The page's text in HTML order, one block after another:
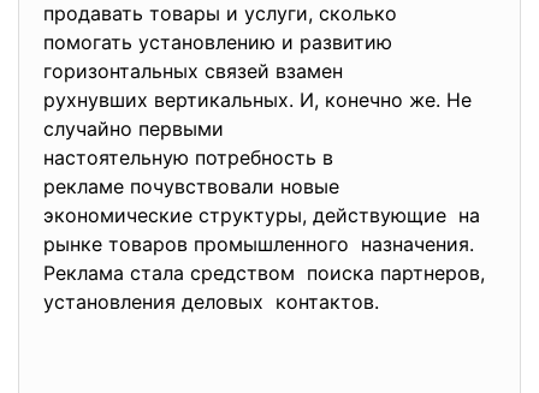
продавать товары и услуги, сколько
помогать установлению и развитию
горизонтальных связей взамен
рухнувших вертикальных. И, конечно же. Не
случайно первыми
настоятельную потребность в
рекламе почувствовали новые
экономические структуры, действующие на
рынке товаров промышленного назначения.
Реклама стала средством поиска партнеров,
установления деловых контактов.